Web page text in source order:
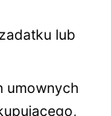
lub
umownych